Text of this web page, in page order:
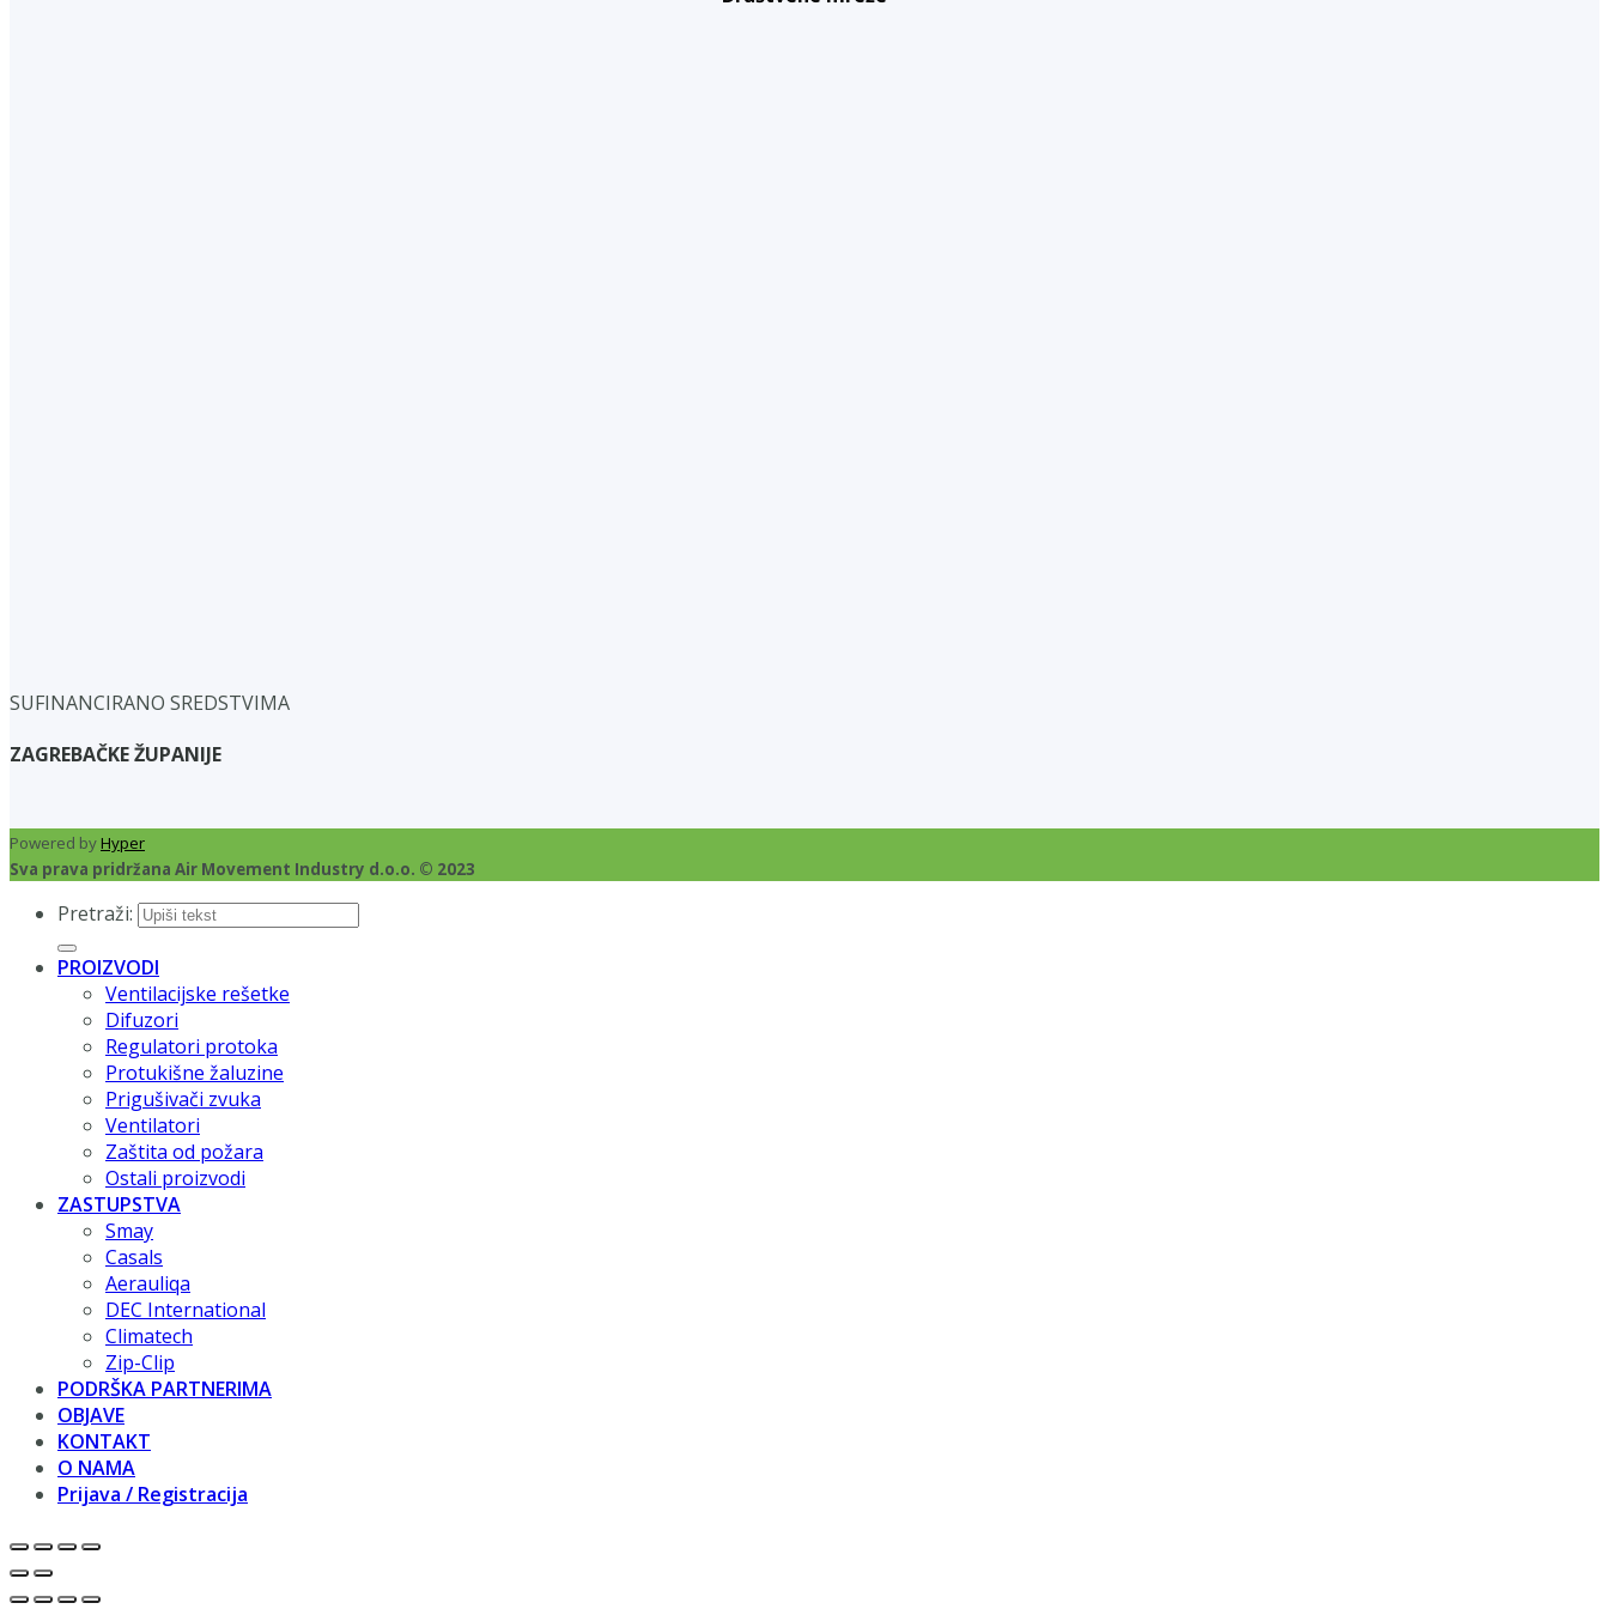
SUFINANCIRANO SREDSTVIMA
ZAGREBAČKE ŽUPANIJE
Powered byHyper
Sva prava pridržana Air Movement Industry d.o.o. © 2023
Pretraži:
PROIZVODI
Ventilacijske rešetke
Difuzori
Regulatori protoka
Protukišne žaluzine
Prigušivači zvuka
Ventilatori
Zaštita od požara
Ostali proizvodi
ZASTUPSTVA
Smay
Casals
Aerauliqa
DEC International
Climatech
Zip-Clip
PODRŠKA PARTNERIMA
OBJAVE
KONTAKT
O NAMA
Prijava / Registracija